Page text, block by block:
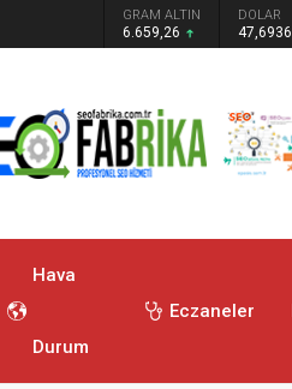
GRAM ALTIN
6.659,26
DOLAR
47,6936
Hava
Durum
Eczaneler